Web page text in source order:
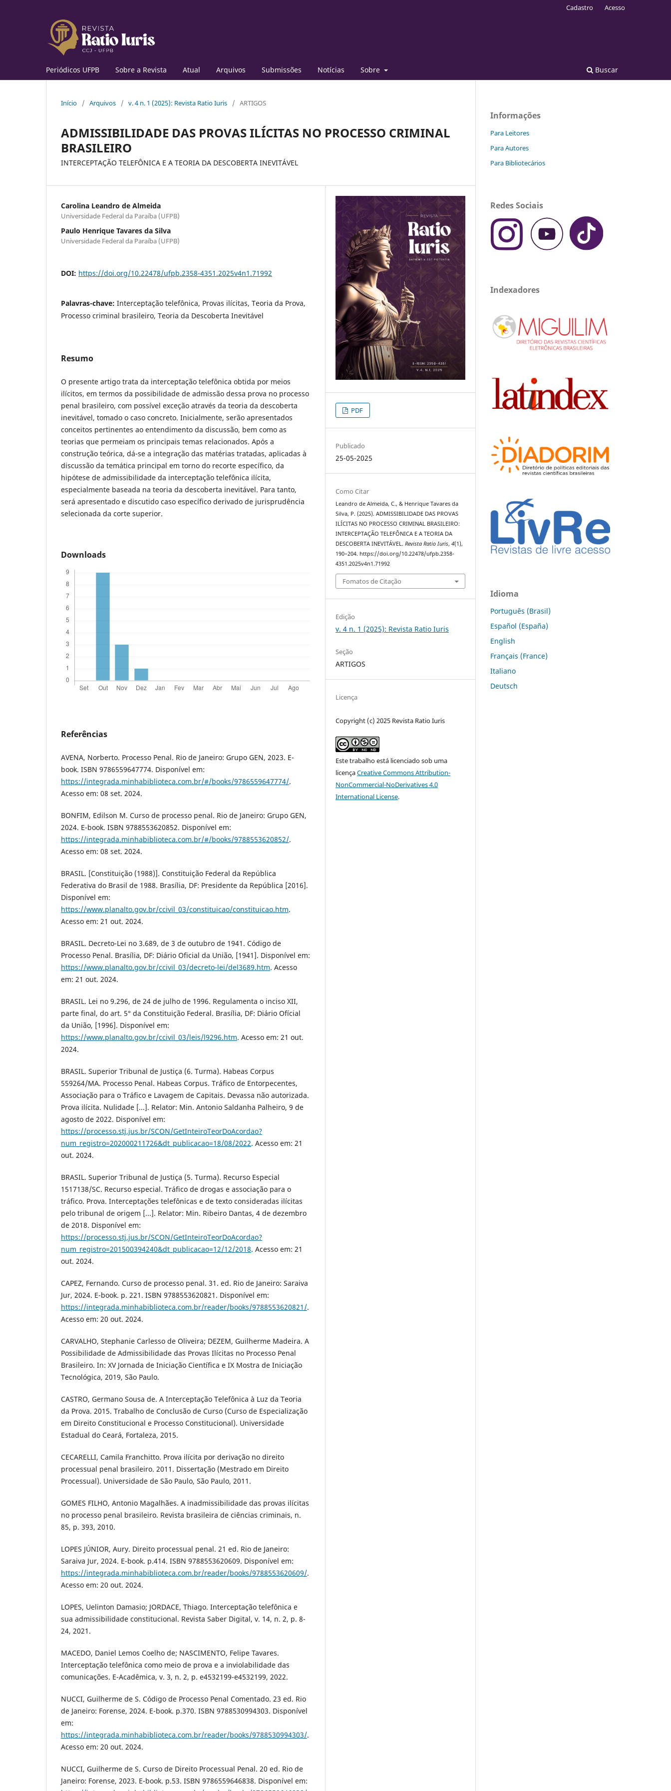
Periódicos UFPB Sobre a Revista Atual Arquivos Submissões Notícias Sobre Buscar
Cadastro Acesso
Início / Arquivos / v. 4 n. 1 (2025): Revista Ratio Iuris / ARTIGOS
ADMISSIBILIDADE DAS PROVAS ILÍCITAS NO PROCESSO CRIMINAL
BRASILEIRO
INTERCEPTAÇÃO TELEFÔNICA E A TEORIA DA DESCOBERTA INEVITÁVEL
Carolina Leandro de Almeida
Universidade Federal da Paraíba (UFPB)
Paulo Henrique Tavares da Silva
Universidade Federal da Paraíba (UFPB)
DOI: https://doi.org/10.22478/ufpb.2358-4351.2025v4n1.71992
Palavras-chave: Interceptação telefônica, Provas ilícitas, Teoria da Prova,
Processo criminal brasileiro, Teoria da Descoberta Inevitável
Resumo
O presente artigo trata da interceptação telefônica obtida por meios
ilícitos, em termos da possibilidade de admissão dessa prova no processo
penal brasileiro, com possível exceção através da teoria da descoberta
inevitável, tomado o caso concreto. Inicialmente, serão apresentados
conceitos pertinentes ao entendimento da discussão, bem como as
teorias que permeiam os principais temas relacionados. Após a
construção teórica, dá-se a integração das matérias tratadas, aplicadas à
discussão da temática principal em torno do recorte específico, da
hipótese de admissibilidade da interceptação telefônica ilícita,
especialmente baseada na teoria da descoberta inevitável. Para tanto,
será apresentado e discutido caso específico derivado de jurisprudência
selecionada da corte superior.
Downloads
Referências
AVENA, Norberto. Processo Penal. Rio de Janeiro: Grupo GEN, 2023. E-
book. ISBN 9786559647774. Disponível em:
https://integrada.minhabiblioteca.com.br/#/books/9786559647774/.
Acesso em: 08 set. 2024.
BONFIM, Edilson M. Curso de processo penal. Rio de Janeiro: Grupo GEN,
2024. E-book. ISBN 9788553620852. Disponível em:
https://integrada.minhabiblioteca.com.br/#/books/9788553620852/.
Acesso em: 08 set. 2024.
BRASIL. [Constituição (1988)]. Constituição Federal da República
Federativa do Brasil de 1988. Brasília, DF: Presidente da República [2016].
Disponível em:
https://www.planalto.gov.br/ccivil_03/constituicao/constituicao.htm.
Acesso em: 21 out. 2024.
BRASIL. Decreto-Lei no 3.689, de 3 de outubro de 1941. Código de
Processo Penal. Brasília, DF: Diário Oficial da União, [1941]. Disponível em:
https://www.planalto.gov.br/ccivil_03/decreto-lei/del3689.htm. Acesso
em: 21 out. 2024.
BRASIL. Lei no 9.296, de 24 de julho de 1996. Regulamenta o inciso XII,
parte final, do art. 5° da Constituição Federal. Brasília, DF: Diário Ofícial
da União, [1996]. Disponível em:
https://www.planalto.gov.br/ccivil_03/leis/l9296.htm. Acesso em: 21 out.
2024.
BRASIL. Superior Tribunal de Justiça (6. Turma). Habeas Corpus
559264/MA. Processo Penal. Habeas Corpus. Tráfico de Entorpecentes,
Associação para o Tráfico e Lavagem de Capitais. Devassa não autorizada.
Prova ilícita. Nulidade [...]. Relator: Min. Antonio Saldanha Palheiro, 9 de
agosto de 2022. Disponível em:
https://processo.stj.jus.br/SCON/GetInteiroTeorDoAcordao?
num_registro=202000211726&dt_publicacao=18/08/2022. Acesso em: 21
out. 2024.
BRASIL. Superior Tribunal de Justiça (5. Turma). Recurso Especial
1517138/SC. Recurso especial. Tráfico de drogas e associação para o
tráfico. Prova. Interceptações telefônicas e de texto consideradas ilícitas
pelo tribunal de origem [...]. Relator: Min. Ribeiro Dantas, 4 de dezembro
de 2018. Disponível em:
https://processo.stj.jus.br/SCON/GetInteiroTeorDoAcordao?
num_registro=201500394240&dt_publicacao=12/12/2018. Acesso em: 21
out. 2024.
CAPEZ, Fernando. Curso de processo penal. 31. ed. Rio de Janeiro: Saraiva
Jur, 2024. E-book. p. 221. ISBN 9788553620821. Disponível em:
https://integrada.minhabiblioteca.com.br/reader/books/9788553620821/.
Acesso em: 20 out. 2024.
CARVALHO, Stephanie Carlesso de Oliveira; DEZEM, Guilherme Madeira. A
Possibilidade de Admissibilidade das Provas Ilícitas no Processo Penal
Brasileiro. In: XV Jornada de Iniciação Científica e IX Mostra de Iniciação
Tecnológica, 2019, São Paulo.
CASTRO, Germano Sousa de. A Interceptação Telefônica à Luz da Teoria
da Prova. 2015. Trabalho de Conclusão de Curso (Curso de Especialização
em Direito Constitucional e Processo Constitucional). Universidade
Estadual do Ceará, Fortaleza, 2015.
CECARELLI, Camila Franchitto. Prova ilícita por derivação no direito
processual penal brasileiro. 2011. Dissertação (Mestrado em Direito
Processual). Universidade de São Paulo, São Paulo, 2011.
GOMES FILHO, Antonio Magalhães. A inadmissibilidade das provas ilícitas
no processo penal brasileiro. Revista brasileira de ciências criminais, n.
85, p. 393, 2010.
LOPES JÚNIOR, Aury. Direito processual penal. 21 ed. Rio de Janeiro:
Saraiva Jur, 2024. E-book. p.414. ISBN 9788553620609. Disponível em:
https://integrada.minhabiblioteca.com.br/reader/books/9788553620609/.
Acesso em: 20 out. 2024.
LOPES, Uelinton Damasio; JORDACE, Thiago. Interceptação telefônica e
sua admissibilidade constitucional. Revista Saber Digital, v. 14, n. 2, p. 8-
24, 2021.
MACEDO, Daniel Lemos Coelho de; NASCIMENTO, Felipe Tavares.
Interceptação telefônica como meio de prova e a inviolabilidade das
comunicações. E-Acadêmica, v. 3, n. 2, p. e4532199-e4532199, 2022.
NUCCI, Guilherme de S. Código de Processo Penal Comentado. 23 ed. Rio
de Janeiro: Forense, 2024. E-book. p.370. ISBN 9788530994303. Disponível
em:
https://integrada.minhabiblioteca.com.br/reader/books/9788530994303/.
Acesso em: 20 out. 2024.
NUCCI, Guilherme de S. Curso de Direito Processual Penal. 20 ed. Rio de
Janeiro: Forense, 2023. E-book. p.53. ISBN 9786559646838. Disponível em:
PDF
Publicado
25-05-2025
Como Citar
Leandro de Almeida, C., & Henrique Tavares da
Silva, P. (2025). ADMISSIBILIDADE DAS PROVAS
ILÍCITAS NO PROCESSO CRIMINAL BRASILEIRO:
INTERCEPTAÇÃO TELEFÔNICA E A TEORIA DA
DESCOBERTA INEVITÁVEL.Revista Ratio Iuris,4(1),
190–204. https://doi.org/10.22478/ufpb.2358-
4351.2025v4n1.71992
Fomatos de Citação
Edição
v. 4 n. 1 (2025): Revista Ratio Iuris
Seção
ARTIGOS
Licença
Copyright (c) 2025 Revista Ratio Iuris
Este trabalho está licenciado sob uma
licençaCreative Commons Attribution-
NonCommercial-NoDerivatives 4.0
International License.
Informações
Para Leitores
Para Autores
Para Bibliotecários
Redes Sociais
Indexadores
Idioma
Português (Brasil)
Español (España)
English
Français (France)
Italiano
Deutsch